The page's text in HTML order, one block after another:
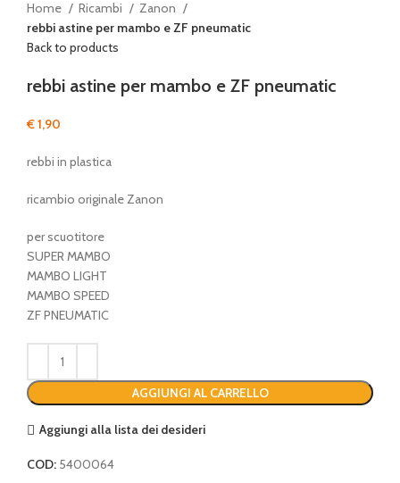
Home Ricambi
Zanon
rebbi astine per mambo e ZF pneumatic
Back to products
rebbi astine per mambo e ZF pneumatic
€1,90
rebbi in plastica
ricambio originale Zanon
per scuotitore
SUPER MAMBO
MAMBO LIGHT
MAMBO SPEED
ZF PNEUMATIC
AGGIUNGI AL CARRELLO
Aggiungi alla lista dei desideri
COD: 5400064